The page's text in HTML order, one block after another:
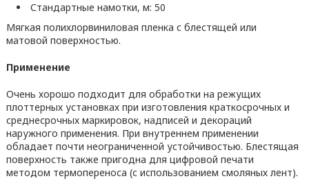
Стандартные намотки, м: 50
Мягкая полихлорвиниловая пленка с блестящей или
матовой поверхностью.
Применение
Очень хорошо подходит для обработки на режущих
плоттерных установках при изготовления краткосрочных и
среднесрочных маркировок, надписей и декораций
наружного применения. При внутреннем применении
обладает почти неограниченной устойчивостью. Блестящая
поверхность также пригодна для цифровой печати
методом термопереноса (с использованием смоляных лент).